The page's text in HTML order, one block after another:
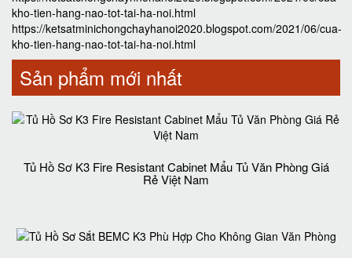
kho-tien-hang-nao-tot-tai-ha-noi.html
https://ketsatminichongchayhanoi2020.blogspot.com/2021/06/cua-
kho-tien-hang-nao-tot-tai-ha-noi.html
Sản phẩm mới nhất
Tủ Hồ Sơ K3 Fire Resistant Cabinet Mẩu Tủ Văn Phòng Giá
Rẻ Việt Nam